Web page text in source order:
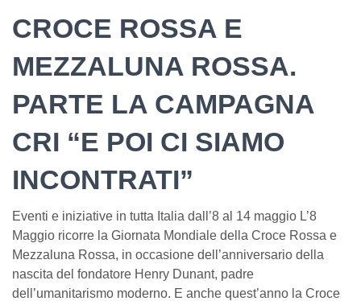
CROCE ROSSA E
MEZZALUNA ROSSA.
PARTE LA CAMPAGNA
CRI “E POI CI SIAMO
INCONTRATI”
Eventi e iniziative in tutta Italia dall’8 al 14 maggio L’8
Maggio ricorre la Giornata Mondiale della Croce Rossa e
Mezzaluna Rossa, in occasione dell’anniversario della
nascita del fondatore Henry Dunant, padre
dell’umanitarismo moderno. E anche quest’anno la Croce